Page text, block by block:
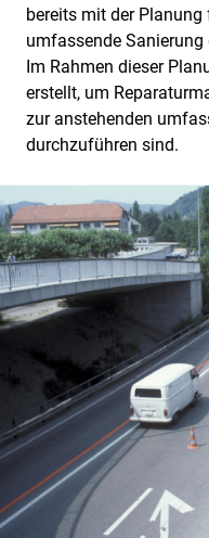
bereits mit der Planung
umfassende
Im Rahmen dieser
erstellt, um
zur anstehenden
durchzuführen sind.